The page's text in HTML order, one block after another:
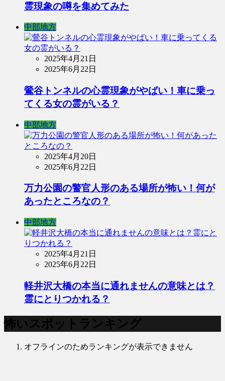
霊現象の噂を集めてみた
中部地方
2025年4月21日
2025年6月22日
鶯谷トンネルの心霊現象がやばい！車に乗っ
てくる女の霊がいる？
中部地方
2025年4月20日
2025年6月22日
万力公園の警官人形のある場所が怖い！何が
あったところなの？
中部地方
2025年4月21日
2025年6月22日
軽井沢大橋の本当に通れませんの意味とは？
霊にとりつかれる？
怖いスポットランキング
オフラインのためランキングが表示できません